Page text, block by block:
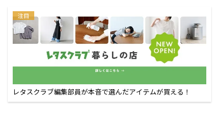
注目
レタスクラブ編集部員が本音で選んだアイテムが買える！